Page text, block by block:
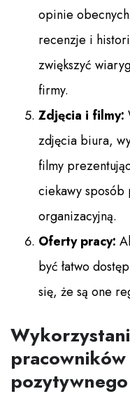
opinie
recenzje i
zwiększyć
firmy.
Zdjęcia i filmy:
zdjęcia biura,
filmy
ciekawy sposób
organizacyjną.
Oferty pracy:
być łatwo
się, że są one